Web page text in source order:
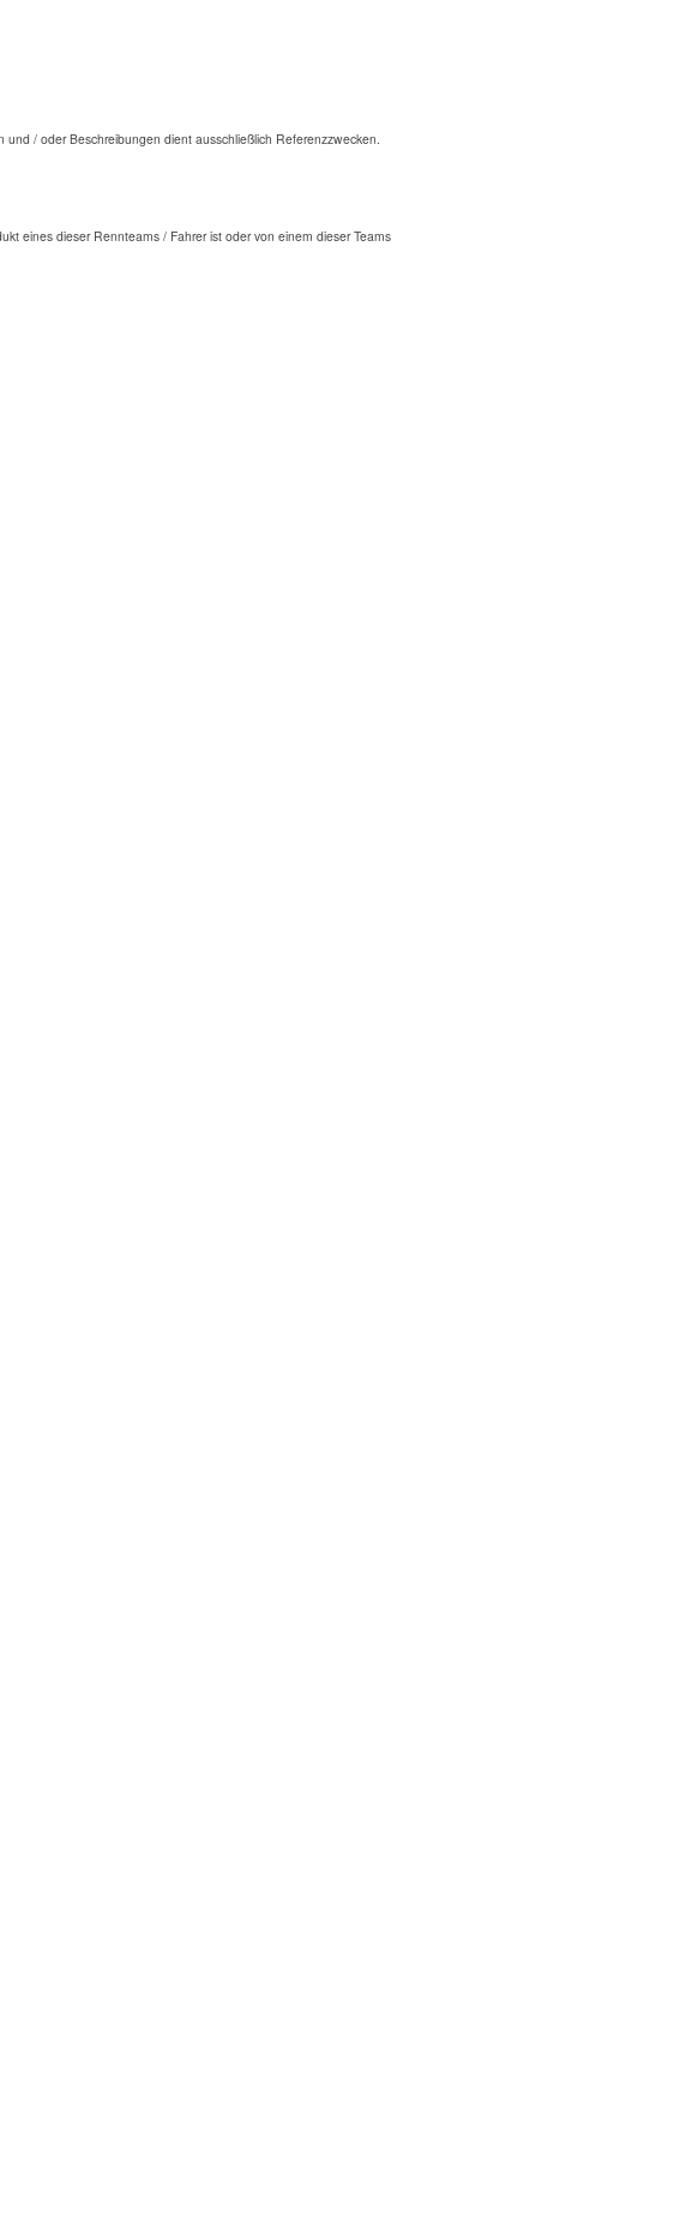
/ oder Beschreibungen dient ausschließlich Referenzzwecken.
eines dieser Rennteams / Fahrer ist oder von einem dieser Teams